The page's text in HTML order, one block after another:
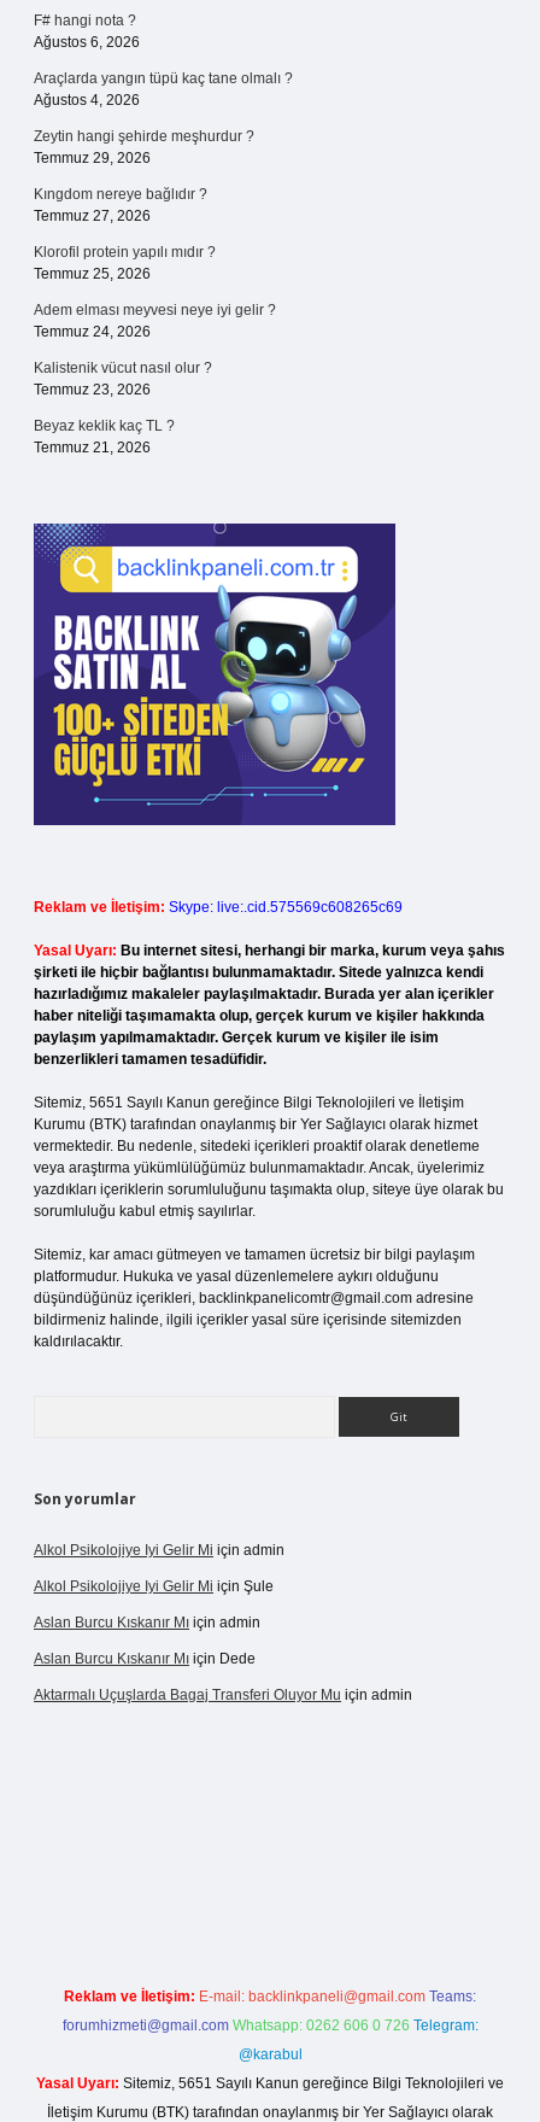
F# hangi nota ?
Ağustos 6, 2026
Araçlarda yangın tüpü kaç tane olmalı ?
Ağustos 4, 2026
Zeytin hangi şehirde meşhurdur ?
Temmuz 29, 2026
Kıngdom nereye bağlıdır ?
Temmuz 27, 2026
Klorofil protein yapılı mıdır ?
Temmuz 25, 2026
Adem elması meyvesi neye iyi gelir ?
Temmuz 24, 2026
Kalistenik vücut nasıl olur ?
Temmuz 23, 2026
Beyaz keklik kaç TL ?
Temmuz 21, 2026
Reklam ve İletişim: Skype: live:.cid.575569c608265c69
Yasal Uyarı: Bu internet sitesi, herhangi bir marka, kurum veya şahıs
şirketi ile hiçbir bağlantısı bulunmamaktadır. Sitede yalnızca kendi
hazırladığımız makaleler paylaşılmaktadır. Burada yer alan içerikler
haber niteliği taşımamakta olup, gerçek kurum ve kişiler hakkında
paylaşım yapılmamaktadır. Gerçek kurum ve kişiler ile isim
benzerlikleri tamamen tesadüfidir.
Sitemiz, 5651 Sayılı Kanun gereğince Bilgi Teknolojileri ve İletişim
Kurumu (BTK) tarafından onaylanmış bir Yer Sağlayıcı olarak hizmet
vermektedir. Bu nedenle, sitedeki içerikleri proaktif olarak denetleme
veya araştırma yükümlülüğümüz bulunmamaktadır. Ancak, üyelerimiz
yazdıkları içeriklerin sorumluluğunu taşımakta olup, siteye üye olarak bu
sorumluluğu kabul etmiş sayılırlar.
Sitemiz, kar amacı gütmeyen ve tamamen ücretsiz bir bilgi paylaşım
platformudur. Hukuka ve yasal düzenlemelere aykırı olduğunu
düşündüğünüz içerikleri, backlinkpanelicomtr@gmail.com adresine
bildirmeniz halinde, ilgili içerikler yasal süre içerisinde sitemizden
kaldırılacaktır.
Son yorumlar
Alkol Psikolojiye Iyi Gelir Mi için admin
Alkol Psikolojiye Iyi Gelir Mi için Şule
Aslan Burcu Kıskanır Mı için admin
Aslan Burcu Kıskanır Mı için Dede
Aktarmalı Uçuşlarda Bagaj Transferi Oluyor Mu için admin
Reklam ve İletişim: E-mail: backlinkpaneli@gmail.com Teams:
forumhizmeti@gmail.com Whatsapp: 0262 606 0 726 Telegram:
@karabul
Yasal Uyarı: Sitemiz, 5651 Sayılı Kanun gereğince Bilgi Teknolojileri ve
İletişim Kurumu (BTK) tarafından onaylanmış bir Yer Sağlayıcı olarak